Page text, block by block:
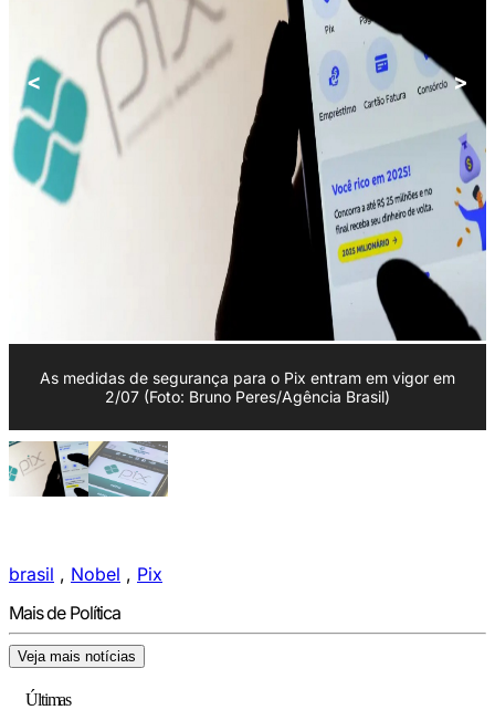
< >
As medidas de segurança para o Pix entram em vigor em
2/07 (Foto: Bruno Peres/Agência Brasil)
brasil , Nobel , Pix
Mais de Política
Veja mais notícias
Últimas